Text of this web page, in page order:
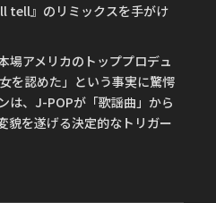
tell』のリミックスを手がけ
場アメリカのトッププロデュ
を認めた」という事実に驚愕
は、J-POPが「歌謡曲」から
貌を遂げる決定的なトリガー